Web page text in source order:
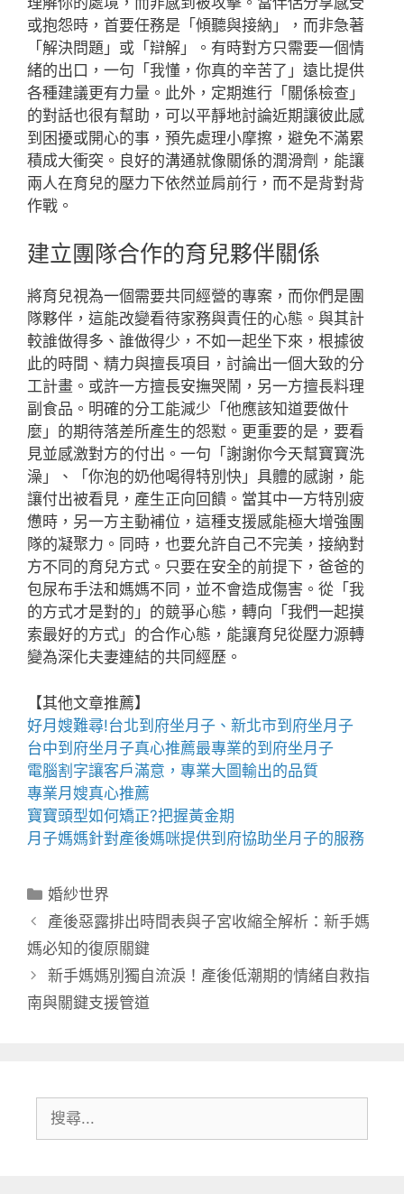
或抱怨時，首要任務是「傾聽與接納」，而非急著
「解決問題」或「辯解」。有時對方只需要一個情
緒的出口，一句「我懂，你真的辛苦了」遠比提供
各種建議更有力量。此外，定期進行「關係檢查」
的對話也很有幫助，可以平靜地討論近期讓彼此感
到困擾或開心的事，預先處理小摩擦，避免不滿累
積成大衝突。良好的溝通就像關係的潤滑劑，能讓
兩人在育兒的壓力下依然並肩前行，而不是背對背
作戰。
建立團隊合作的育兒夥伴關係
將育兒視為一個需要共同經營的專案，而你們是團
隊夥伴，這能改變看待家務與責任的心態。與其計
較誰做得多、誰做得少，不如一起坐下來，根據彼
此的時間、精力與擅長項目，討論出一個大致的分
工計畫。或許一方擅長安撫哭鬧，另一方擅長料理
副食品。明確的分工能減少「他應該知道要做什
麼」的期待落差所產生的怨懟。更重要的是，要看
見並感激對方的付出。一句「謝謝你今天幫寶寶洗
澡」、「你泡的奶他喝得特別快」具體的感謝，能
讓付出被看見，產生正向回饋。當其中一方特別疲
憊時，另一方主動補位，這種支援感能極大增強團
隊的凝聚力。同時，也要允許自己不完美，接納對
方不同的育兒方式。只要在安全的前提下，爸爸的
包尿布手法和媽媽不同，並不會造成傷害。從「我
的方式才是對的」的競爭心態，轉向「我們一起摸
索最好的方式」的合作心態，能讓育兒從壓力源轉
變為深化夫妻連結的共同經歷。
【其他文章推薦】
好月嫂難尋!台北到府坐月子 、 新北市到府坐月子
台中到府坐月子真心推薦最專業的到府坐月子
電腦割字讓客戶滿意，專業大圖輸出的品質
專業月嫂真心推薦
寶寶頭型如何矯正?把握黃金期
月子媽媽針對產後媽咪提供到府協助坐月子的服務
分
類
婚紗世界
產後惡露排出時間表與子宮收縮全解析：新手媽
媽必知的復原關鍵
新手媽媽別獨自流淚！產後低潮期的情緒自救指
南與關鍵支援管道
尋: